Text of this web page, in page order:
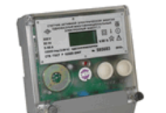
Стремянки стальные
Стремянки